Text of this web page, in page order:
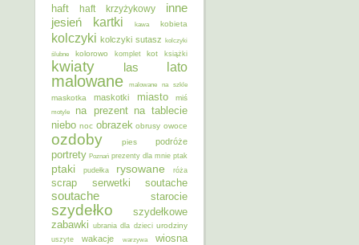
haft haft krzyżykowy inne
jesień kartki kawa kobieta
kolczyki kolczyki sutasz kolczyki
ślubne
kolorowo komplet kot książki
kwiaty las lato
malowane malowane na szkle
maskotka maskotki miasto miś
motyle na prezent na tablecie
niebo noc obrazek obrusy owoce
ozdoby pies podróże
portrety Poznań prezenty dla mnie ptak
ptaki pudełka rysowane róża
scrap serwetki soutache
soutache starocie
szydełko
szydełkowe
zabawki ubrania dla dzieci urodziny
uszyte wakacje warzywa wiosna